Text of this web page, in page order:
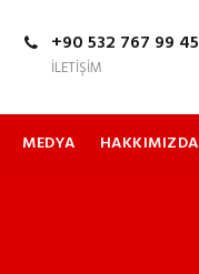
+90 532 767 99 45
İLETIŞIM
MEDYA HAKKIMIZDA